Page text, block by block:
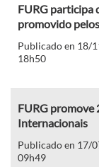
FURG participa
promovido
Publicado en 18/
18h50
FURG promove
Internacionais
Publicado en 17/
09h49